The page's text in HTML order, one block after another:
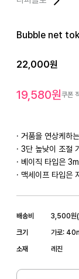
Bubble net tok
22,000원
19,580원쿠폰
· 거품을 연상케하
· 3단 높낮이 조절
· 베이직 타입은
· 맥세이프 타입은
배송비 3,500원(
크기
가로:
소재
레진